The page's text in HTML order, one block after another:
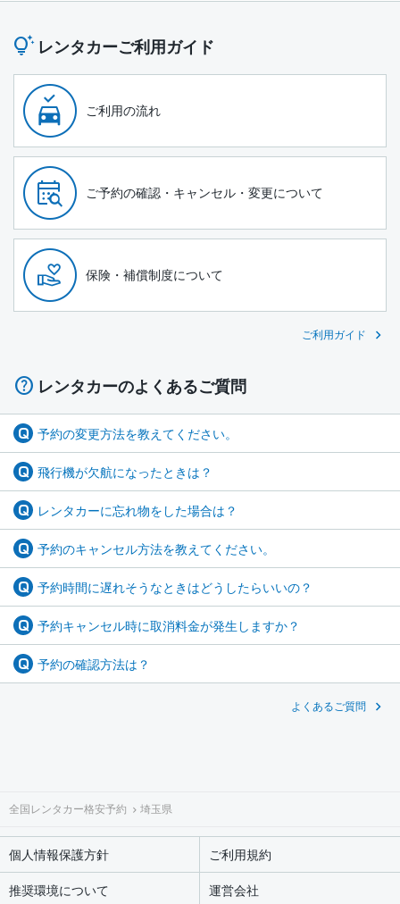
レンタカーご利用ガイド
ご利用の流れ
ご予約の確認・キャンセル・変更について
保険・補償制度について
ご利用ガイド
レンタカーのよくあるご質問
予約の変更方法を教えてください。
飛行機が欠航になったときは？
レンタカーに忘れ物をした場合は？
予約のキャンセル方法を教えてください。
予約時間に遅れそうなときはどうしたらいいの？
予約キャンセル時に取消料金が発生しますか？
予約の確認方法は？
よくあるご質問
全国レンタカー格安予約 埼玉県
個人情報保護方針
ご利用規約
推奨環境について
運営会社